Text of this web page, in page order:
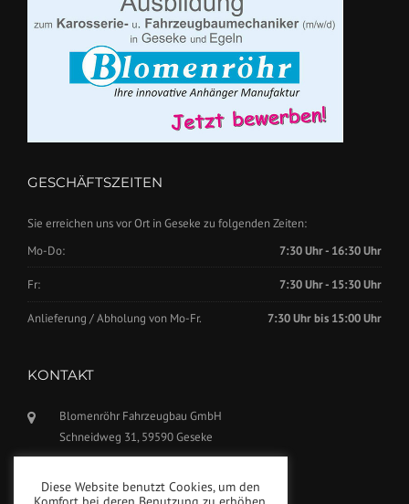
GESCHÄFTSZEITEN
Sie erreichen uns vor Ort in Geseke zu folgenden Zeiten:
Mo-Do:
7:30 Uhr - 16:30 Uhr
Fr: 7:30 Uhr - 15:30 Uhr
Anlieferung / Abholung von Mo-Fr. 7:30 Uhr bis 15:00 Uhr
KONTAKT
Blomenröhr Fahrzeugbau GmbH
Schneidweg 31, 59590 Geseke
Fax: +49(0)2942-5799777
Diese Website benutzt Cookies, um den